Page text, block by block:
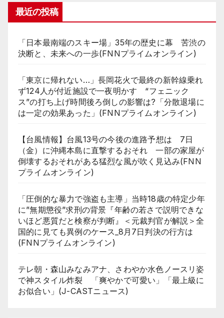
最近の投稿
「日本最南端のスキー場」35年の歴史に幕 苦渋の
決断と、未来への一歩(FNNプライムオンライン)
「東京に帰れない…」長岡花火で最終の新幹線乗れ
ず124人が付近施設で一夜明かす “フェニック
ス”の打ち上げ時間後ろ倒しの影響は?「分散退場に
は一定の効果あった」(FNNプライムオンライン)
【台風情報】台風13号の今後の進路予想は 7日
（金）に沖縄本島に直撃するおそれ 一部の家屋が
倒壊するおそれがある猛烈な風が吹く見込み(FNN
プライムオンライン)
「圧倒的な暴力で強盗も主導」当時18歳の特定少年
に”無期懲役”求刑の背景『年齢の若さで説明できな
いほど悪質だと検察が判断』＜元裁判官が解説＞全
国的に見ても異例のケース_8月7日判決の行方は
(FNNプライムオンライン)
テレ朝・森山みなみアナ、さわやか水色ノースリ姿
で神スタイル炸裂 「爽やかで可愛い」「最上級に
お似合い」(J-CASTニュース)